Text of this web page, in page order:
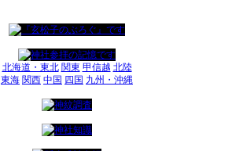
北海道・東北 関東 甲信越 北陸
東海 関西 中国 四国 九州・沖縄